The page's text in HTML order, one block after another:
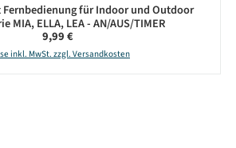
Fernbedienung für Indoor und Outdoor
MIA, ELLA, LEA - AN/AUS/TIMER
Regulärer Preis:
9,99 €
inkl. MwSt. zzgl. Versandkosten